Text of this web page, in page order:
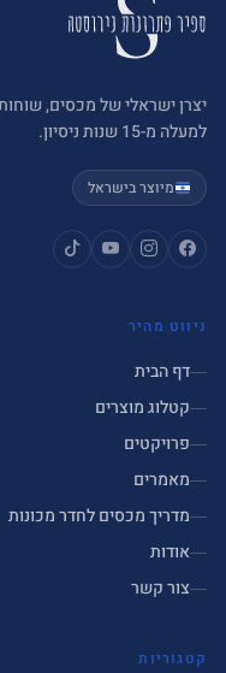
יצרן ישראלי של מכסים, שוחות
למעלה מ-15 שנות ניסיון.
מיוצר בישראל
ניווט מהיר
דף הבית
קטלוג מוצרים
פרויקטים
מאמרים
מדריך מכסים לחדר מכונות
אודות
צור קשר
קטגוריות